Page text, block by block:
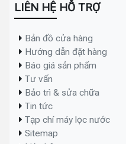
LIÊN HỆ HỖ TRỢ
Bản đồ cửa hàng
Hướng dẫn đặt hàng
Báo giá sản phẩm
Tư vấn
Bảo trì & sửa chữa
Tin tức
Tạp chí máy lọc nước
Sitemap